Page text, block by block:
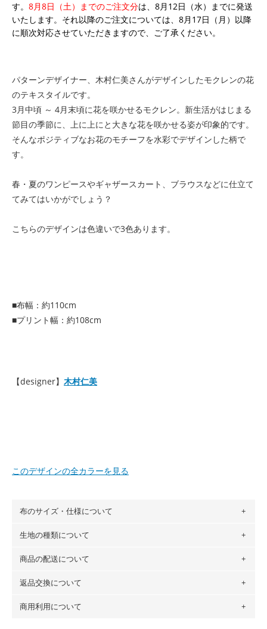
す。 8月8日（土）までのご注文分は、8月12日（水）までに発送
いたします。それ以降のご注文については、8月17日（月）以降
に順次対応させていただきますので、ご了承ください。
パターンデザイナー、木村仁美さんがデザインしたモクレンの花
のテキスタイルです。
3月中頃 ～ 4月末頃に花を咲かせるモクレン。新生活がはじまる
節目の季節に、上に上にと大きな花を咲かせる姿が印象的です。
そんなポジティブなお花のモチーフを水彩でデザインした柄で
す。
春・夏のワンピースやギャザースカート、ブラウスなどに仕立て
てみてはいかがでしょう？
こちらのデザインは色違いで3色あります。
■布幅：約110cm
■プリント幅：約108cm
【designer】 木村仁美
このデザインの全カラーを見る
布のサイズ・仕様について
布の長さは50cm単位での販売になります。
場合 → 購入数量「7」
生地の種類について
・現在、すべてのデザインのプリントに使用している生地は
ットン（ダブルガーゼ）・100％コットン（ローン）・コッ
トンリネン（ビエラ織）・100％コットン（ツイル）・
100％コットン（キャンバス・11号帆布）です。
商品の配送について
・ネコポスでの配送は、布は2mまで型紙は2個までとなりま
も送料の表示が600円となり宅急便での配送となります。
返品交換について
・布はご注文後に注文数量のみをプリントするため、
購入後
商用利用について